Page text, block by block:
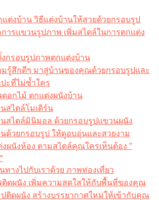
ต่งบ้าน วิธีแต่งบ้านให้สวยด้วยกรอบรูป
ารแขวนรูปภาพ เพิ่มสไตล์ในการตกแต่ง
กรอบรูปภาพตกแต่งบ้าน
รู้สึกดีๆ มาสู่บ้านของคุณด้วยกรอบรูปและ
ะที่ไม่ซ้ำใคร
อกไม้ ตกแต่งผนังบ้าน
สไตล์โมเดิร์น
สไตล์มินิมอล ด้วยกรอบรูปแขวนผนัง
ด้วยกรอบรูป ให้ดูอบอุ่นและสวยงาม
ผนังห้อง ตามสไตล์คุณใครเห็นต้อง ”
ทางไปกับเราด้วย ภาพท่องเที่ยว
ติดผนัง เพิ่มความสดใสให้กับพื้นที่ของคุณ
ติดผนัง สร้างบรรยากาศใหม่ให้เข้ากับคุณ